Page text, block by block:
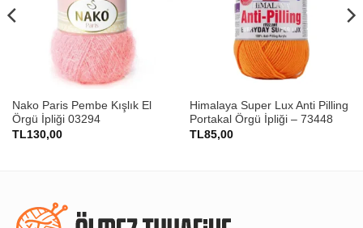
Nako Paris Pembe Kışlık El
Örgü İpliği 03294
TL130,00
Himalaya Super Lux Anti Pilling
Portakal Örgü İpliği – 73448
TL85,00